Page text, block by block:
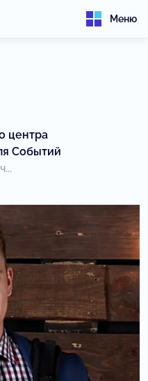
Меню
центра
Событий